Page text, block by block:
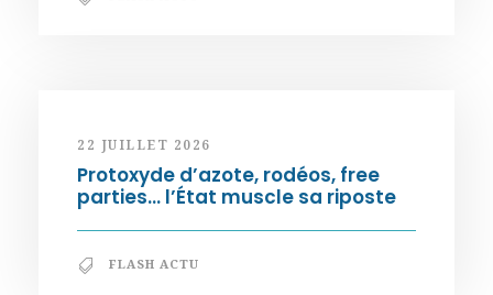
22 JUILLET 2026
Protoxyde d’azote, rodéos, free
parties… l’État muscle sa riposte
FLASH ACTU